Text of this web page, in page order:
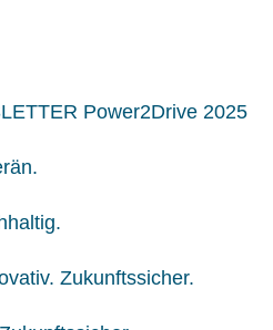
Power2Drive 2025
Zukunftssicher.